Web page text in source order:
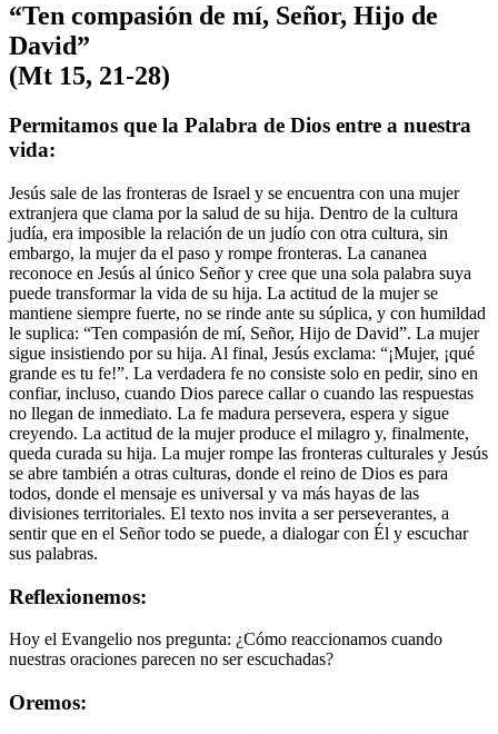
“Ten compasión de mí, Señor, Hijo de
David”
(Mt 15, 21-28)
Permitamos que la Palabra de Dios entre a nuestra
vida:
Jesús sale de las fronteras de Israel y se encuentra con una mujer
extranjera que clama por la salud de su hija. Dentro de la cultura
judía, era imposible la relación de un judío con otra cultura, sin
embargo, la mujer da el paso y rompe fronteras. La cananea
reconoce en Jesús al único Señor y cree que una sola palabra suya
puede transformar la vida de su hija. La actitud de la mujer se
mantiene siempre fuerte, no se rinde ante su súplica, y con humildad
le suplica: “Ten compasión de mí, Señor, Hijo de David”. La mujer
sigue insistiendo por su hija. Al final, Jesús exclama: “¡Mujer, ¡qué
grande es tu fe!”. La verdadera fe no consiste solo en pedir, sino en
confiar, incluso, cuando Dios parece callar o cuando las respuestas
no llegan de inmediato. La fe madura persevera, espera y sigue
creyendo. La actitud de la mujer produce el milagro y, finalmente,
queda curada su hija. La mujer rompe las fronteras culturales y Jesús
se abre también a otras culturas, donde el reino de Dios es para
todos, donde el mensaje es universal y va más hayas de las
divisiones territoriales. El texto nos invita a ser perseverantes, a
sentir que en el Señor todo se puede, a dialogar con Él y escuchar
sus palabras.
Reflexionemos:
Hoy el Evangelio nos pregunta: ¿Cómo reaccionamos cuando
nuestras oraciones parecen no ser escuchadas?
Oremos: